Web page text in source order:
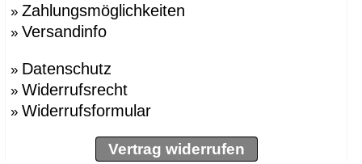
» Zahlungsmöglichkeiten
» Versandinfo
» Datenschutz
» Widerrufsrecht
» Widerrufsformular
Vertrag widerrufen